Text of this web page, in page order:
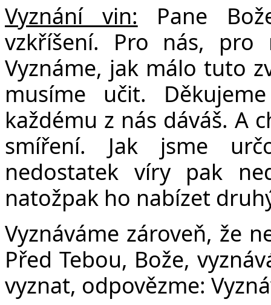
Vyznání vin:
Pane
vzkříšení. Pro nás,
Vyznáme, jak málo tuto
musíme učit.
každému z nás dáváš. A
smíření. Jak jsme
nedostatek víry pak
natožpak ho nabízet
Vyznáváme zároveň, že
Před Tebou, Bože,
vyznat, odpovězme: